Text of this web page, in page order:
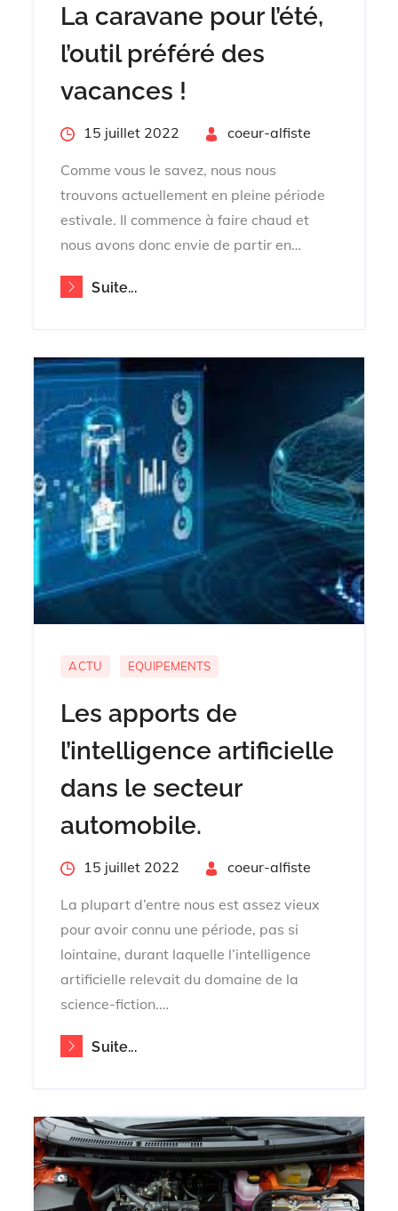
La caravane pour l’été,
l’outil préféré des
vacances !
Posted15 juillet 2022 coeur-alfiste
Comme vous le savez, nous nous
trouvons actuellement en pleine période
estivale. Il commence à faire chaud et
nous avons donc envie de partir en…
Suite...
ACTU EQUIPEMENTS
Les apports de
l’intelligence artificielle
dans le secteur
automobile.
Posted15 juillet 2022 coeur-alfiste
La plupart d’entre nous est assez vieux
pour avoir connu une période, pas si
lointaine, durant laquelle l’intelligence
artificielle relevait du domaine de la
science-fiction.…
Suite...